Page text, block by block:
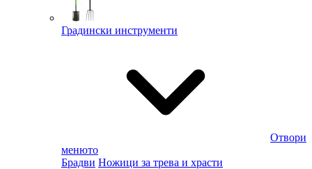
Градински инструменти
Отвори
менюто
Брадви Ножици за трева и храсти